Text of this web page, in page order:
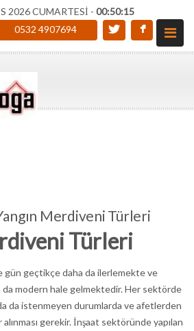
2026 CUMARTESİ - 00:50:16
0532 4907694
Merdiveni Türleri
Türleri
geçtikçe daha da ilerlemekte ve
modern hale gelmektedir. Her sektörde
da istenmeyen durumlarda ve afetlerden
gerekir. İnşaat sektöründe yapılan